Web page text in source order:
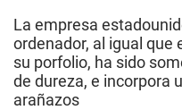
La empresa
ordenador, al igual que
su porfolio, ha sido
de dureza, e incorpora
arañazos